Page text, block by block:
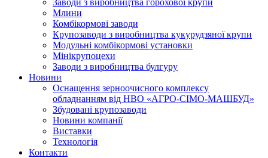
Млини
Комбікормові заводи
Крупозаводи з виробництва кукурудзяної крупи
Модульні комбікормові установки
Мінікрупоцехи
Заводи з виробництва булгуру
Новини
Оснащення зерноочисного комплексу
обладнанням від НВО «АГРО-СІМО-МАШБУД»
Збудовані крупозаводи
Новини компанії
Виставки
Технологія
Контакти